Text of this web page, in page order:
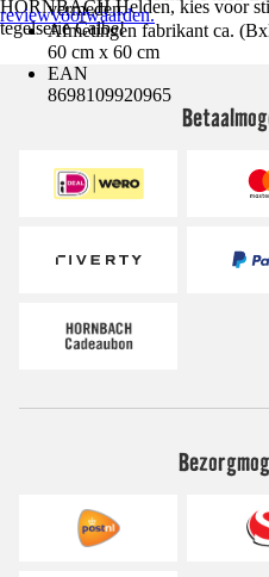
vermeden.
Afmetingen fabrikant ca.
60 cm x 60 cm
EAN
8698109920965
HORNBACH Helden, kies voor
tegelserie Calbe!
reviewvoorwaarden.